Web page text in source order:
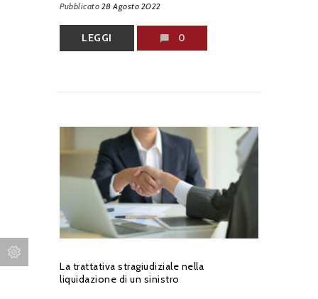
Pubblicato 28 Agosto 2022
LEGGI 0
La trattativa stragiudiziale nella
liquidazione di un sinistro